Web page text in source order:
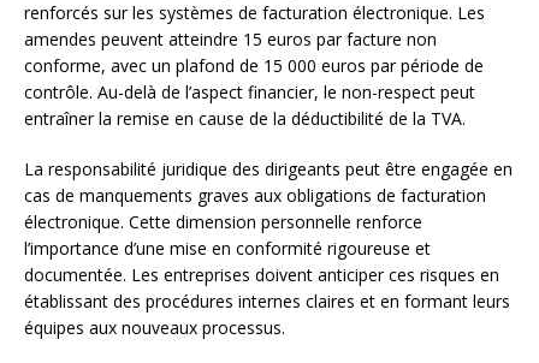
renforcés sur les systèmes de facturation électronique. Les
amendes peuvent atteindre 15 euros par facture non
conforme, avec un plafond de 15 000 euros par période de
contrôle. Au-delà de l’aspect financier, le non-respect peut
entraîner la remise en cause de la déductibilité de la TVA.
La responsabilité juridique des dirigeants peut être engagée en
cas de manquements graves aux obligations de facturation
électronique. Cette dimension personnelle renforce
l’importance d’une mise en conformité rigoureuse et
documentée. Les entreprises doivent anticiper ces risques en
établissant des procédures internes claires et en formant leurs
équipes aux nouveaux processus.